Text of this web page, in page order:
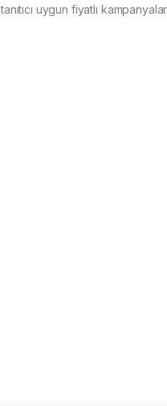
tanıtıcı uygun fiyatlı